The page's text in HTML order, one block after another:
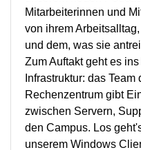
Mitarbeiterinnen und
von ihrem
und dem, was sie
Zum Auftakt geht es
Infrastruktur: das
Rechenzentrum gibt
zwischen Servern,
den Campus. Los
unserem Windows